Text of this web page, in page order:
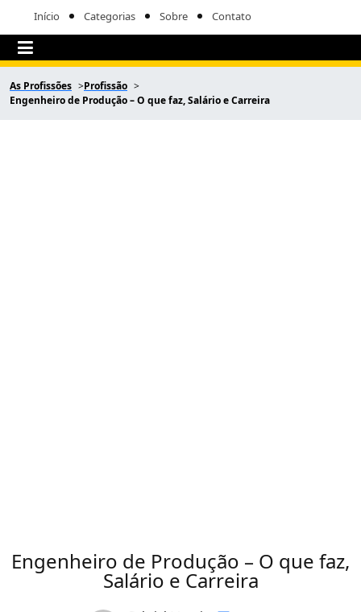
Início Categorias Sobre Contato
As Profissões
Profissão
Engenheiro de Produção – O que faz, Salário e Carreira
Engenheiro de Produção – O que faz,
Salário e Carreira